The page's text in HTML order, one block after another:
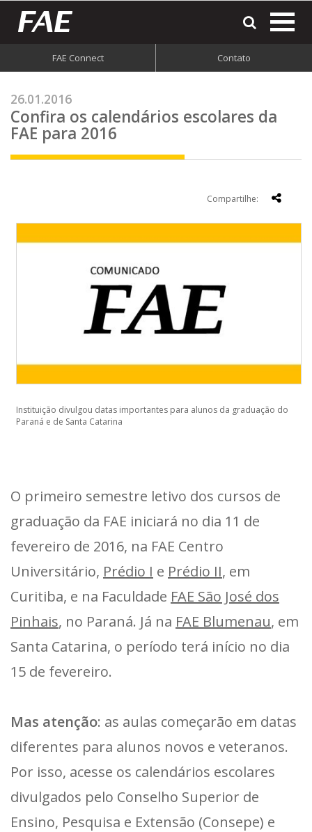
FAE Connect Contato
26.01.2016
Confira os calendários escolares da
FAE para 2016
Compartilhe:
Instituição divulgou datas importantes para alunos da graduação do
Paraná e de Santa Catarina
O primeiro semestre letivo dos cursos de
graduação da FAE iniciará no dia 11 de
fevereiro de 2016, na FAE Centro
Universitário, Prédio I e Prédio II, em
Curitiba, e na Faculdade FAE São José dos
Pinhais, no Paraná. Já na FAE Blumenau, em
Santa Catarina, o período terá início no dia
15 de fevereiro.
Mas atenção: as aulas começarão em datas
diferentes para alunos novos e veteranos.
Por isso, acesse os calendários escolares
divulgados pelo Conselho Superior de
Ensino, Pesquisa e Extensão (Consepe) e